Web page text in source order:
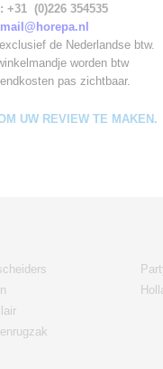
+31 (0)226 354535
mail@horepa.nl
de Nederlandse btw.
worden btw
pas zichtbaar.
UW REVIEW TE MAKEN.